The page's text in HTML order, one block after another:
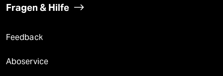
Fragen & Hilfe
Feedback
Aboservice